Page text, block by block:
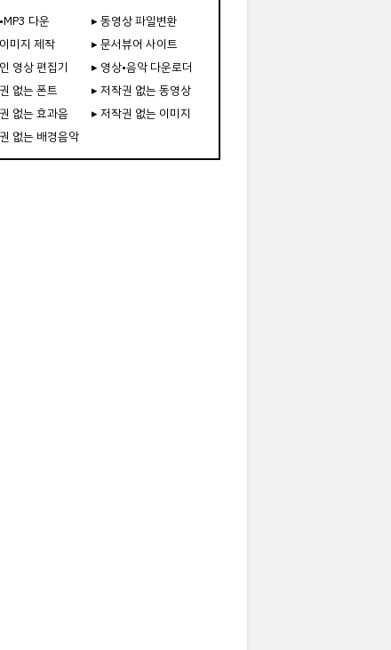
다운
▸ 동영상 파일변환
미지 제작
▸ 문서뷰어 사이트
영상 편집기
▸ 영상•음악 다운로더
없는 폰트
▸ 저작권 없는 동영상
없는 효과음
▸ 저작권 없는 이미지
없는 배경음악